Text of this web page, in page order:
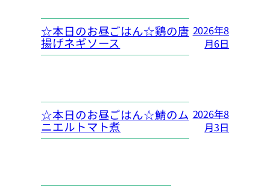
☆本日のお昼ごはん☆鶏の唐
揚げネギソース
2026年8
月6日
☆本日のお昼ごはん☆鯖のム
ニエルトマト煮
2026年8
月3日